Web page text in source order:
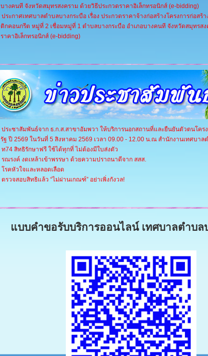
บางคนที จังหวัดสมุทรสงคราม ด้วยวิธีประกวดราคาอิเล็กทรอนิกส์ (e-bidding)
ประกาศเทศบาลตำบลบางกระบือ เรื่อง ประกวดราคาจ้างก่อสร้างโครงการก่อส
ติกคอนกรีต หมู่ที่ 2 เชื่อมหมู่ที่ 1 ตำบลบางกระบือ อำเภอบางคนที จังหวัดสมุทรส
ราคาอิเล็กทรอนิกส์ (e-bidding)
ประชาสัมพันธ์จาก ธ.ก.ส.สาขาอัมพวา ให้บริการนอกสถานที่และยืนยันตัวตนโคร
รัฐ ปี 2569 ในวันที่ 5 สิงหาคม 2569 เวลา 09.00 - 12.00 น.ณ สำนักงานเทศบาล
ท74 สิทธิรักษาฟรี ใช้ได้ทุกที่ ไม่ต้องมีใบส่งตัว
รณรงค์ งดเหล้าเข้าพรรษา ด้วยความปราถนาดีจาก สสส.
โรคหัวใจและหลอดเลือด
ตรวจสอบสิทธิแล้ว “ไม่ผ่านเกณฑ์” อย่าเพิ่งกังวล!
แบบคำขอรับบริการออนไลน์เทศบาลตำบล